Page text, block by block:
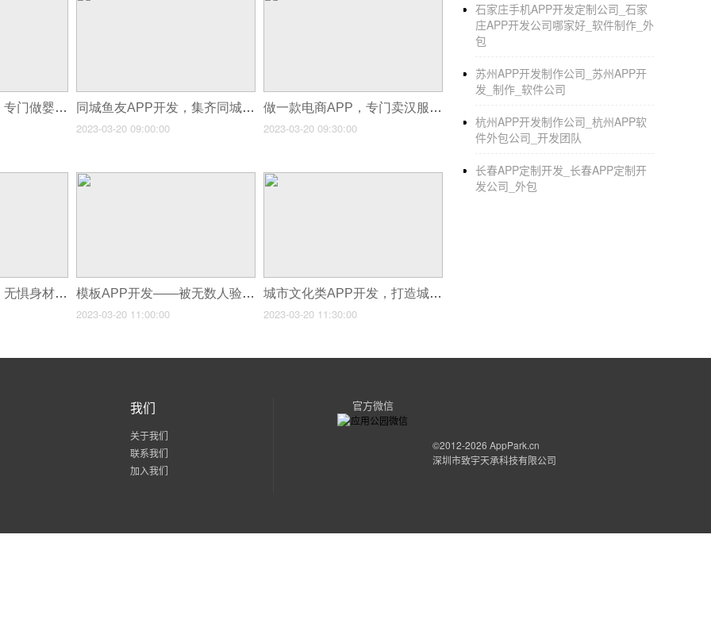
同时，申请开发的人可以充分把握不断增长
新移动应用的开发，将在未来几年在发展中市
开发一个母婴APP，专门做婴儿喂养指南可以么？ 同城鱼友APP开发，集齐同城爱鱼人士
2023-03-20 09:00:00
做一款电商APP，专门卖汉服怎么样？
2023-03-20 09:30:00
微胖女生穿搭APP，无惧身材焦虑 模板APP开发——被无数人验证过好用才是真的好用
2023-03-20 11:00:00
城市文化类APP开发，打造城市名片
2023-03-20 11:30:00
石家庄手机APP开发定制公司_石家
庄APP开发公司哪家好_软件制作_外
包
苏州APP开发制作公司_苏州APP开
发_制作_软件公司
杭州APP开发制作公司_杭州APP软
件外包公司_开发团队
长春APP定制开发_长春APP定制开
发公司_外包
我们
关于我们
联系我们
加入我们
官方微信
©2012-2026 AppPark.cn
深圳市致宇天承科技有限公司